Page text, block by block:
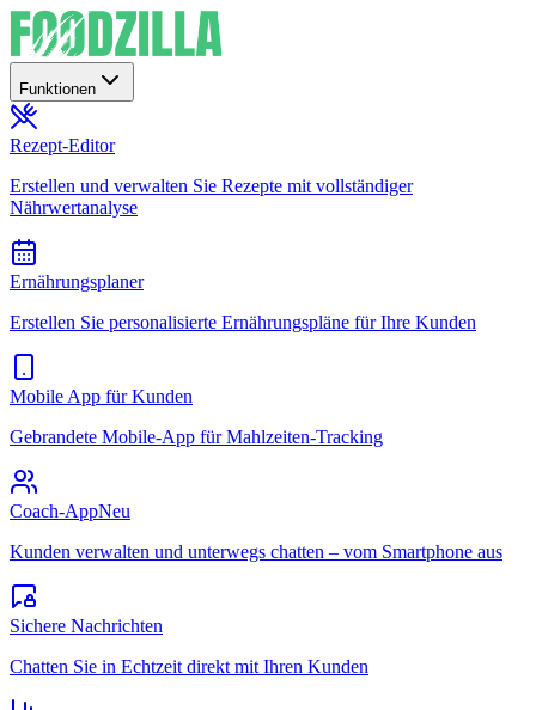
Funktionen
Rezept-Editor
Erstellen und verwalten Sie Rezepte mit vollständiger
Nährwertanalyse
Ernährungsplaner
Erstellen Sie personalisierte Ernährungspläne für Ihre Kunden
Mobile App für Kunden
Gebrandete Mobile-App für Mahlzeiten-Tracking
Coach-AppNeu
Kunden verwalten und unterwegs chatten – vom Smartphone aus
Sichere Nachrichten
Chatten Sie in Echtzeit direkt mit Ihren Kunden